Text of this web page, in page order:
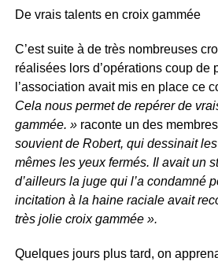
De vrais talents en croix gammée
C’est suite à de très nombreuses
réalisées lors d’opérations coup de
l’association avait mis en place ce
Cela nous permet de repérer de
gammée. »raconte un des
souvient de Robert, qui dessinait
mêmes les yeux fermés. Il avait un
d’ailleurs la juge qui l’a condamné
incitation à la haine raciale avait
très jolie croix gammée ».
Quelques jours plus tard, on